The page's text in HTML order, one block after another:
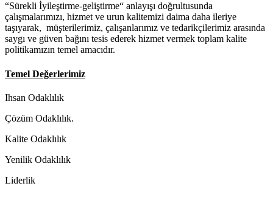
“Sürekli İyileştirme-geliştirme“ anlayışı doğrultusunda
çalışmalarımızı, hizmet ve urun kalitemizi daima daha ileriye
taşıyarak, müşterilerimiz, çalışanlarımız ve tedarikçilerimiz arasında
saygı ve güven bağını tesis ederek hizmet vermek toplam kalite
politikamızın temel amacıdır.
Temel Değerlerimiz
Ihsan Odaklılık
Çözüm Odaklılık.
Kalite Odaklılık
Yenilik Odaklılık
Liderlik